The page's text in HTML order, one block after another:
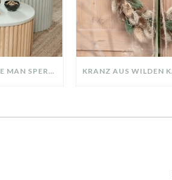
DIY UPCYLING IDEE: WIE MAN SPERRMÜLL IN EIN DESIGNER TEIL VERWANDELT